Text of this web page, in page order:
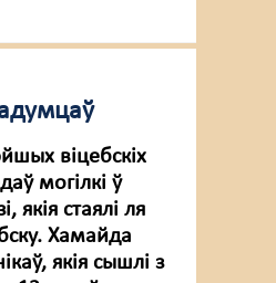
віцебскіх
могілкі ў
якія стаялі ля
Хамайда
якія сышлі з